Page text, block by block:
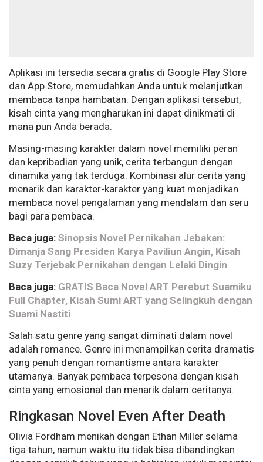
Aplikasi ini tersedia secara gratis di Google Play Store
dan App Store, memudahkan Anda untuk melanjutkan
membaca tanpa hambatan. Dengan aplikasi tersebut,
kisah cinta yang mengharukan ini dapat dinikmati di
mana pun Anda berada.
Masing-masing karakter dalam novel memiliki peran
dan kepribadian yang unik, cerita terbangun dengan
dinamika yang tak terduga. Kombinasi alur cerita yang
menarik dan karakter-karakter yang kuat menjadikan
membaca novel pengalaman yang mendalam dan seru
bagi para pembaca.
Baca juga: Sinopsis Novel Pernikahan Jebakan:
Dimanja Sang Presiden Karya Paviliun Angin, Kisah
Suzy Terjebak Pernikahan dengan Lelaki Dingin
Baca juga: GRATIS Baca Novel ART Perebut Suamiku
Full Chapter, Kisah Sumi ART yang Selingkuh dengan
Suami Nastiti
Salah satu genre yang sangat diminati dalam novel
adalah romance. Genre ini menampilkan cerita dramatis
yang penuh dengan romantisme antara karakter
utamanya. Banyak pembaca terpesona dengan kisah
cinta yang emosional dan menarik dalam ceritanya.
Ringkasan Novel Even After Death
Olivia Fordham menikah dengan Ethan Miller selama
tiga tahun, namun waktu itu tidak bisa dibandingkan